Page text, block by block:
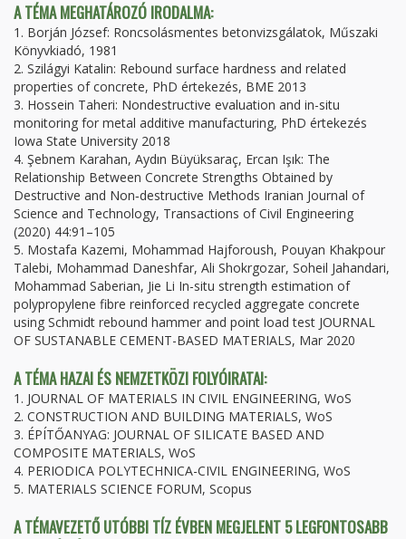
A TÉMA MEGHATÁROZÓ IRODALMA:
1. Borján József: Roncsolásmentes betonvizsgálatok, Műszaki
Könyvkiadó, 1981
2. Szilágyi Katalin: Rebound surface hardness and related
properties of concrete, PhD értekezés, BME 2013
3. Hossein Taheri: Nondestructive evaluation and in-situ
monitoring for metal additive manufacturing, PhD értekezés
Iowa State University 2018
4. Şebnem Karahan, Aydın Büyüksaraç, Ercan Işık: The
Relationship Between Concrete Strengths Obtained by
Destructive and Non‐destructive Methods Iranian Journal of
Science and Technology, Transactions of Civil Engineering
(2020) 44:91–105
5. Mostafa Kazemi, Mohammad Hajforoush, Pouyan Khakpour
Talebi, Mohammad Daneshfar, Ali Shokrgozar, Soheil Jahandari,
Mohammad Saberian, Jie Li In-situ strength estimation of
polypropylene fibre reinforced recycled aggregate concrete
using Schmidt rebound hammer and point load test JOURNAL
OF SUSTANABLE CEMENT-BASED MATERIALS, Mar 2020
A TÉMA HAZAI ÉS NEMZETKÖZI FOLYÓIRATAI:
1. JOURNAL OF MATERIALS IN CIVIL ENGINEERING, WoS
2. CONSTRUCTION AND BUILDING MATERIALS, WoS
3. ÉPÍTŐANYAG: JOURNAL OF SILICATE BASED AND
COMPOSITE MATERIALS, WoS
4. PERIODICA POLYTECHNICA-CIVIL ENGINEERING, WoS
5. MATERIALS SCIENCE FORUM, Scopus
A TÉMAVEZETŐ UTÓBBI TÍZ ÉVBEN MEGJELENT 5 LEGFONTOSABB